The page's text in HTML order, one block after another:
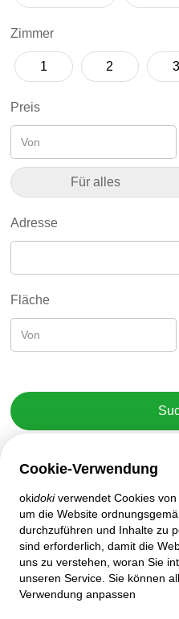
Zimmer
1 2 3
Preis
Für alles
Adresse
Fläche
Cookie-Verwendung
okidokiverwendet Cookies von
um die Website
durchzuführen und Inhalte zu
sind erforderlich, damit die
uns zu verstehen, woran Sie
unseren Service. Sie können
Verwendung anpassen
Kundenbetreuung
Hilfe
Richtlinien und Vereinbarungen
Datenschutzeinstellungen
Desktop-Version